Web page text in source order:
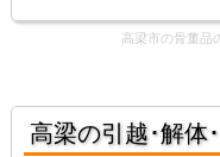
高梁市の骨董品
高梁の引越･解体